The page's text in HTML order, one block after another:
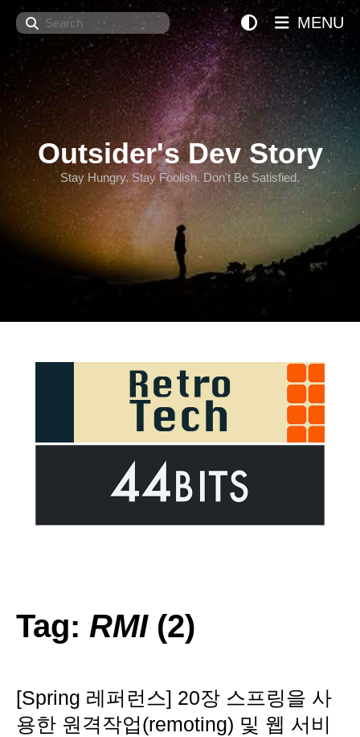
Search
Outsider's Dev Story
Stay Hungry. Stay Foolish. Don't Be Satisfied.
MENU
Tag: RMI(2)
[Spring 레퍼런스] 20장 스프링을 사
용한 원격작업(remoting) 및 웹 서비